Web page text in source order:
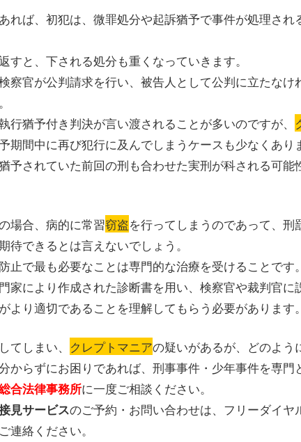
れば、初犯は、微罪処分や起訴猶予で事件が処理され
すと、下される処分も重くなっていきます。
察官が公判請求を行い、被告人として公判に立たなけ
行猶予付き判決が言い渡されることが多いのですが、
期間中に再び犯行に及んでしまうケースも少なくあり
予されていた前回の刑も合わせた実刑が科される可能
場合、病的に常習窃盗を行ってしまうのであって、刑
待できるとは言えないでしょう。
止で最も必要なことは専門的な治療を受けることです。
家により作成された診断書を用い、検察官や裁判官に
より適切であることを理解してもらう必要があります。
てしまい、 クレプトマニアの疑いがあるが、どのよう
からずにお困りであれば、刑事事件・少年事件を専門
合法律事務所に一度ご相談ください。
見サービスのご予約・お問い合わせは、フリーダイヤ
連絡ください。